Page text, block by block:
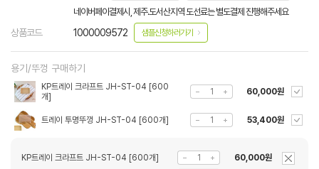
네이버페이결제시, 제주.도서산지역 도선료는 별도결제 진행해주세요
상품코드 1000009572 샘플신청하러가기
용기/뚜껑 구매하기
KP트레이 크라프트 JH-ST-04 [600
개]
60,000원
트레이 투명뚜껑 JH-ST-04 [600개] 53,400원
KP트레이 크라프트 JH-ST-04 [600개]
60,000원